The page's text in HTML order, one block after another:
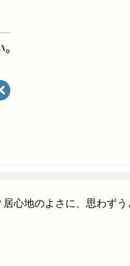
心地のよさに、思わずう